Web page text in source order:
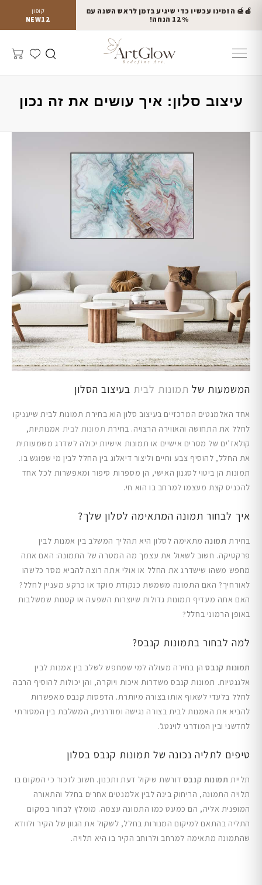
קופון
NEW12
🍎🍯 הזמינו עכשיו כדי שיגיע בזמן לראש השנה עם
12% הנחה!
עיצוב סלון: איך עושים את זה נכון
המשמעות של תמונות לבית בעיצוב הסלון
אחד האלמנטים המרכזיים בעיצוב סלון הוא בחירת תמונות לבית שיעניקו
לחלל את התחושה והאווירה הרצויה. בחירת תמונות לבית אמנותיות,
קולאז’ים של מסרים אישיים או תמונות אישיות יכולה לשדרג משמעותית
את החלל, להוסיף צבע וחיים וליצור דיאלוג בין החלל לבין מי שפוגש בו.
תמונות הן ביטוי לסגנון האישי, הן מספרות סיפור ומאפשרות לכל אחד
להכניס קצת מעצמו למרחב בו הוא חי.
איך לבחור תמונה המתאימה לסלון שלך?
בחירת תמונהמתאימה לסלון היא תהליך המשלב בין אמנות לבין
פרקטיקה. חשוב לשאול את עצמך מה המטרה של התמונה: האם אתה
מחפש משהו שישדרג את החלל או אולי אתה רוצה להביא מסר כלשהו
לאורחיך? האם התמונה משמשת כנקודת מוקד או כרקע מעניין לחלל?
האם אתה מעדיף תמונות גדולות שיוצרות השפעה או קטנות שמשלבות
באופן הרמוני בחלל?
למה לבחור בתמונות קנבס?
תמונות קנבסהן בחירה מעולה למי שמחפש לשלב בין אמנות לבין
אלגנטיות. תמונות קנבס משדרות איכות ויוקרה, והן יכולות להוסיף הרבה
לחלל בלעדי לשאוף אותו בצורה מיותרת. הדפסות קנבס מאפשרות
להביא את האמנות לבית בצורה נגישה ומודרנית, המשלבת בין המסורתי
לחדשני ובין המודרני לוינטג’.
טיפים לתליה נכונה של תמונות קנבס בסלון
תליית תמונות קנבס דורשת שיקול דעת ותכנון. חשוב לזכור כי המקום בו
תלויה התמונה, הריחוק בינה לבין אלמנטים אחרים בחלל והתאורה
המופנית אליה, הם כמעט כמו התמונה עצמה. מומלץ לבחור במקום
התליה בהתאם למיקום המנורות בחלל, לשקול את הגוון של הקיר ולוודא
שהתמונה מתאימה למרחב ולרוחב הקיר בו היא תלויה.